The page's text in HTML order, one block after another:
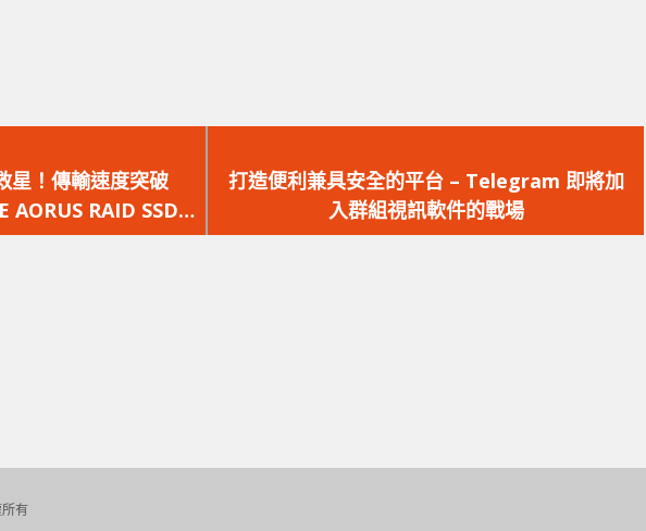
星！傳輸速度突破
RAID SSD
一
篇
文
打造便利兼具安全的平台 – Telegram 即將加
入群組視訊軟件的戰場
有